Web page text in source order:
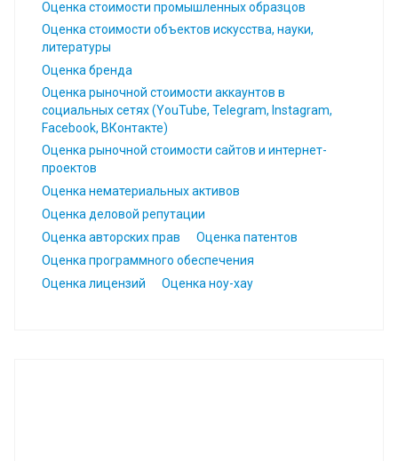
Оценка стоимости промышленных образцов
Оценка стоимости объектов искусства, науки,
литературы
Оценка бренда
Оценка рыночной стоимости аккаунтов в
социальных сетях (YouTube, Telegram, Instagram,
Facebook, ВКонтакте)
Оценка рыночной стоимости сайтов и интернет-
проектов
Оценка нематериальных активов
Оценка деловой репутации
Оценка авторских прав
Оценка патентов
Оценка программного обеспечения
Оценка лицензий
Оценка ноу-хау